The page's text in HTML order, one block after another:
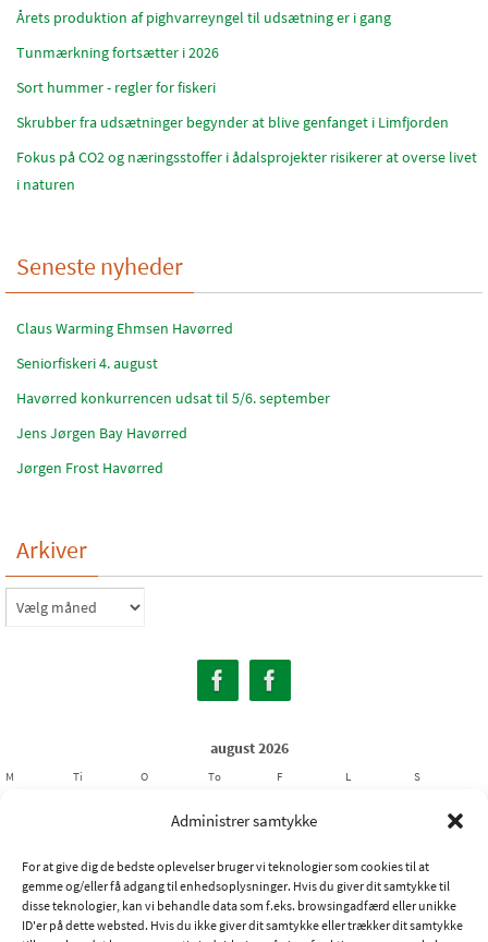
Administrer samtykke
For at give dig de bedste oplevelser bruger vi teknologier som cookies til at
gemme og/eller få adgang til enhedsoplysninger. Hvis du giver dit samtykke til
disse teknologier, kan vi behandle data som f.eks. browsingadfærd eller unikke
ID'er på dette websted. Hvis du ikke giver dit samtykke eller trækker dit samtykke
Årets produktion af pighvarreyngel til udsætning er i gang
Tunmærkning fortsætter i 2026
Sort hummer - regler for fiskeri
Skrubber fra udsætninger begynder at blive genfanget i Limfjorden
Fokus på CO2 og næringsstoffer i ådalsprojekter risikerer at overse livet
i naturen
Seneste nyheder
Claus Warming Ehmsen Havørred
Seniorfiskeri 4. august
Havørred konkurrencen udsat til 5/6. september
Jens Jørgen Bay Havørred
Jørgen Frost Havørred
Arkiver
Arkiver
august 2026
M Ti O To F L S
10
11 12 13 14 15
17
18 19 20 21 22
23